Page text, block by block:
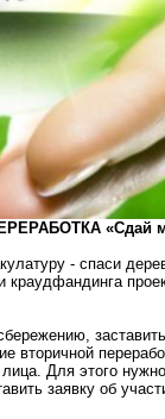
«Сдай
- спаси
краудфандинга
вторичной
Для этого
заявку об